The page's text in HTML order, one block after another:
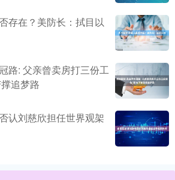
存在？美防长：拭目以
路: 父亲曾卖房打三份工
追梦路
认刘慈欣担任世界观架